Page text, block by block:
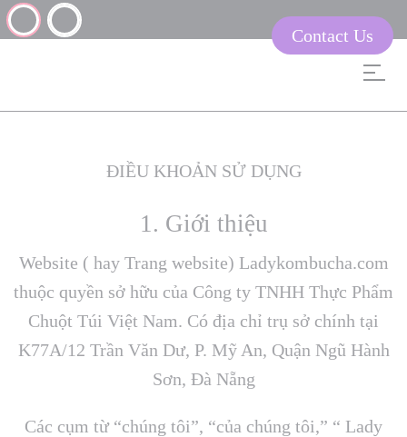
Contact Us
ĐIỀU KHOẢN SỬ DỤNG
1. Giới thiệu
Website ( hay Trang website) Ladykombucha.com
thuộc quyền sở hữu của Công ty TNHH Thực Phẩm
Chuột Túi Việt Nam. Có địa chỉ trụ sở chính tại
K77A/12 Trần Văn Dư, P. Mỹ An, Quận Ngũ Hành
Sơn, Đà Nẵng
Các cụm từ “chúng tôi”, “của chúng tôi,” “ Lady